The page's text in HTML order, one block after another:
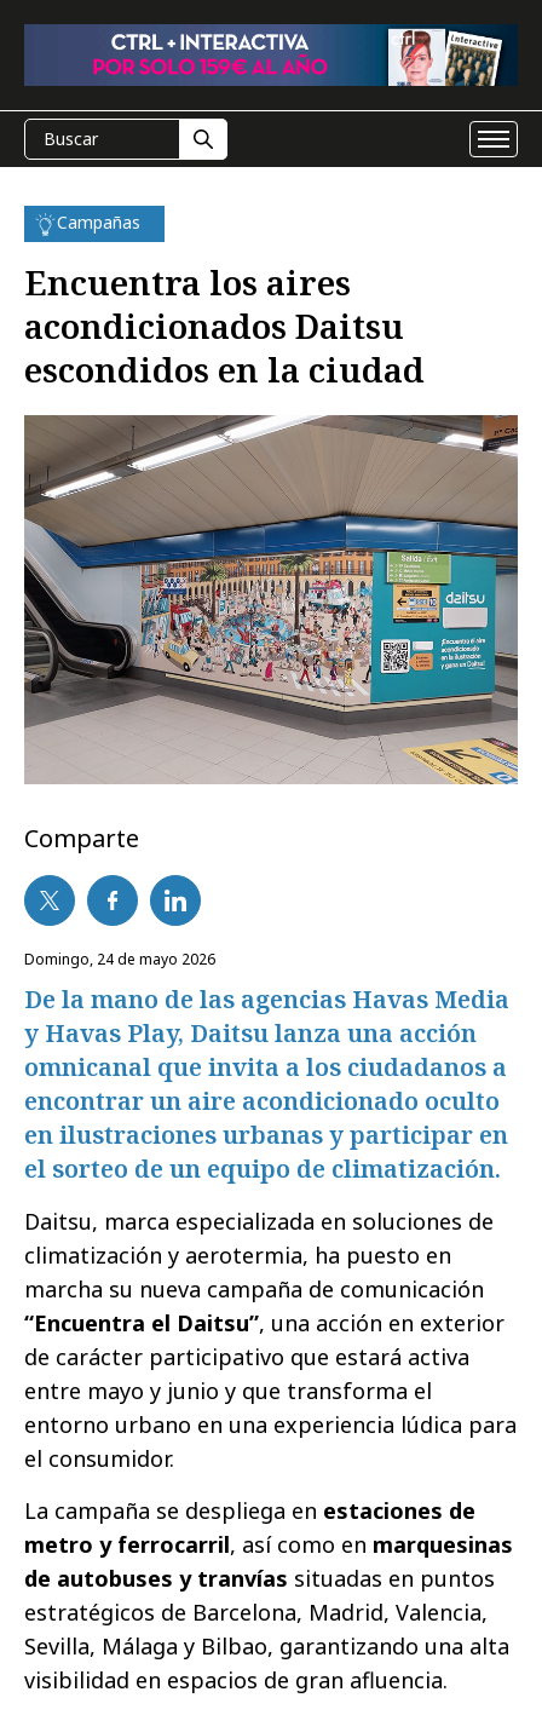
Campañas
Encuentra los aires
acondicionados Daitsu
escondidos en la ciudad
Comparte
domingo, 24 de mayo 2026
De la mano de las agencias Havas Media
y Havas Play, Daitsu lanza una acción
omnicanal que invita a los ciudadanos a
encontrar un aire acondicionado oculto
en ilustraciones urbanas y participar en
el sorteo de un equipo de climatización.
Daitsu, marca especializada en soluciones de
climatización y aerotermia, ha puesto en
marcha su nueva campaña de comunicación
“Encuentra el Daitsu”, una acción en exterior
de carácter participativo que estará activa
entre mayo y junio y que transforma el
entorno urbano en una experiencia lúdica para
el consumidor.
La campaña se despliega en estaciones de
metro y ferrocarril, así como en marquesinas
de autobuses y tranvías situadas en puntos
estratégicos de Barcelona, Madrid, Valencia,
Sevilla, Málaga y Bilbao, garantizando una alta
visibilidad en espacios de gran afluencia.